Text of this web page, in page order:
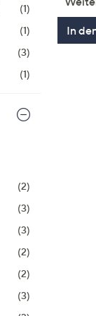
(1)
(1)
(3)
(1)
(2)
(3)
(3)
(2)
(2)
(3)
In